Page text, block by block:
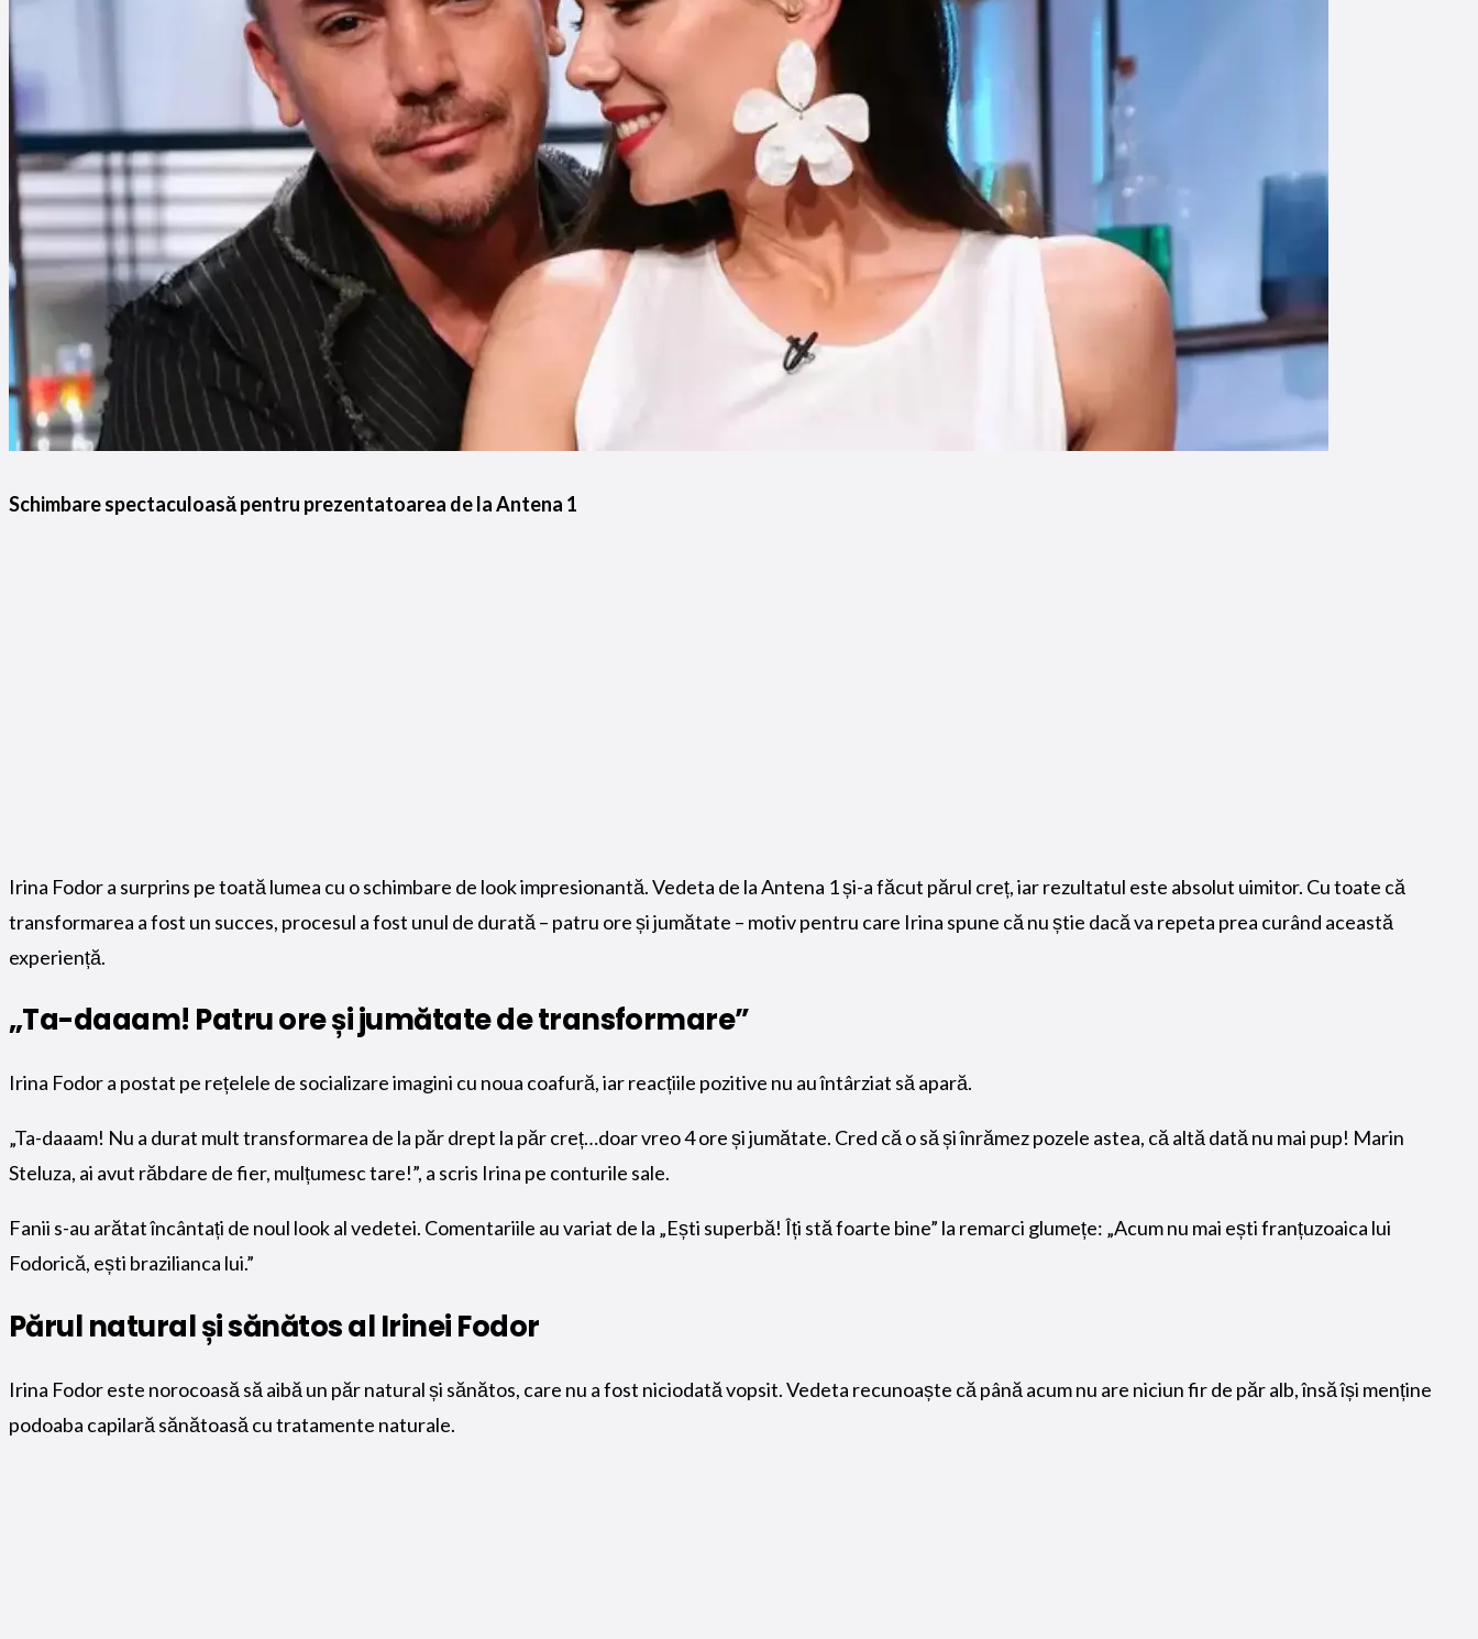
Schimbare spectaculoasă pentru prezentatoarea de la Antena 1
Irina Fodor a surprins pe toată lumea cu o schimbare de look impresionantă. Vedeta de la Antena 1 și-a făcut părul creț, iar rezultatul este absolut uimitor. Cu toate că
transformarea a fost un succes, procesul a fost unul de durată – patru ore și jumătate – motiv pentru care Irina spune că nu știe dacă va repeta prea curând această
experiență.
„Ta-daaam! Patru ore și jumătate de transformare”
Irina Fodor a postat pe rețelele de socializare imagini cu noua coafură, iar reacțiile pozitive nu au întârziat să apară.
„Ta-daaam! Nu a durat mult transformarea de la păr drept la păr creț…doar vreo 4 ore și jumătate. Cred că o să și înrămez pozele astea, că altă dată nu mai pup! Marin
Steluza, ai avut răbdare de fier, mulțumesc tare!”, a scris Irina pe conturile sale.
Fanii s-au arătat încântați de noul look al vedetei. Comentariile au variat de la „Ești superbă! Îți stă foarte bine” la remarci glumețe: „Acum nu mai ești franțuzoaica lui
Fodorică, ești brazilianca lui.”
Părul natural și sănătos al Irinei Fodor
Irina Fodor este norocoasă să aibă un păr natural și sănătos, care nu a fost niciodată vopsit. Vedeta recunoaște că până acum nu are niciun fir de păr alb, însă își menține
podoaba capilară sănătoasă cu tratamente naturale.